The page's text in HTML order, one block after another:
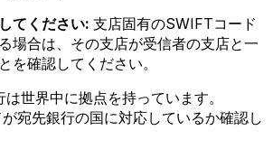
てください: 支店固有のSWIFTコード
場合は、その支店が受信者の支店と一
を確認してください。
は世界中に拠点を持っています。
宛先銀行の国に対応しているか確認し